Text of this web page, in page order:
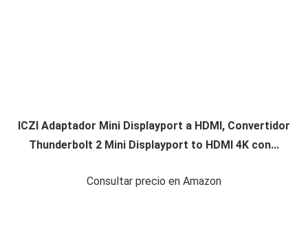
ICZI Adaptador Mini Displayport a HDMI, Convertidor
Thunderbolt 2 Mini Displayport to HDMI 4K con...
Consultar precio en Amazon